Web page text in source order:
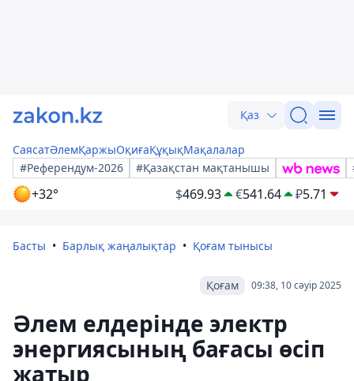
Қаз
СаясатӘлемҚаржыОқиғаҚұқықМақалалар
#Референдум-2026
#Қазақстан мақтанышы
+32° $469.93 €541.64 ₽5.71
Басты Барлық жаңалықтар Қоғам тынысы
09:38, 10 сәуір 2025
Қоғам
Әлем елдерінде электр
энергиясының бағасы өсіп
жатыр